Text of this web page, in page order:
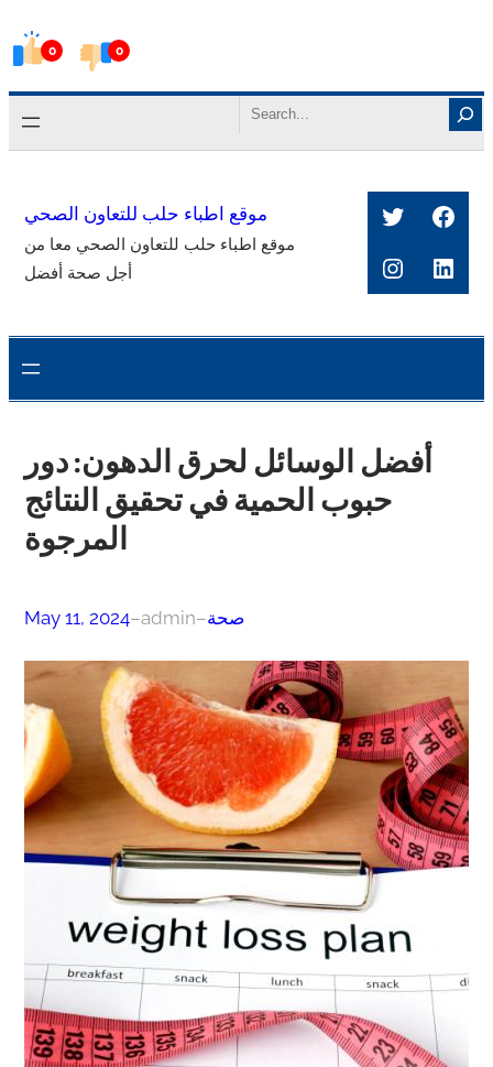
0 0
content
Search
موقع اطباء حلب للتعاون الصحي
موقع اطباء حلب للتعاون الصحي معا من
أجل صحة أفضل
Twitter
أفضل الوسائل لحرق الدهون: دور
حبوب الحمية في تحقيق النتائج
المرجوة
May 11, 2024–admin–صحة